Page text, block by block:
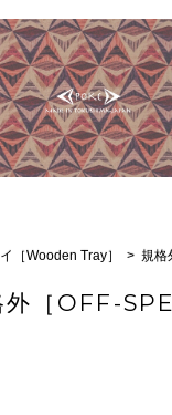
［Wooden Tray］ 規格
外［OFF-